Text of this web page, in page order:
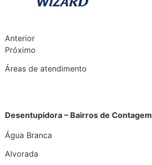
Anterior
Próximo
Áreas de atendimento
Desentupidora – Bairros de Contagem
Água Branca
Alvorada